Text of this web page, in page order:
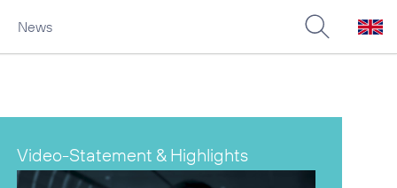
News
Video-Statement & Highlights